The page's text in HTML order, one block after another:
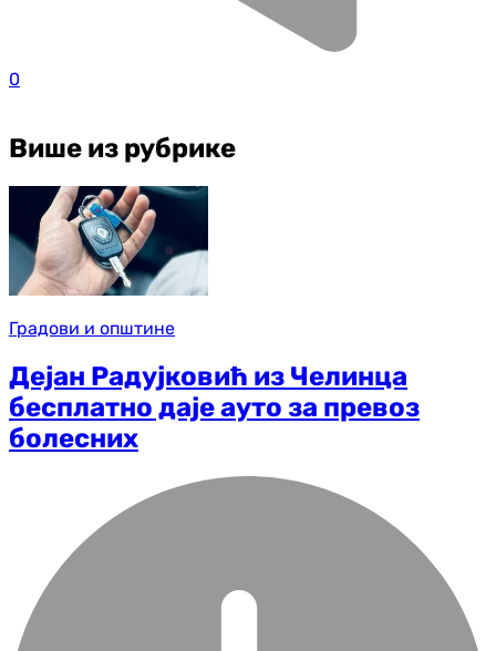
0
Више из рубрике
Градови и општине
Дејан Радујковић из Челинца
бесплатно даје ауто за превоз
болесних